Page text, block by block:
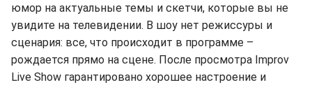
юмор на актуальные темы и скетчи, которые вы не
увидите на телевидении. В шоу нет режиссуры и
сценария: все, что происходит в программе –
рождается прямо на сцене. После просмотра Improv
Live Show гарантировано хорошее настроение и